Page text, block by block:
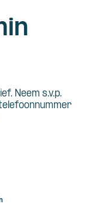
Neem s.v.p.